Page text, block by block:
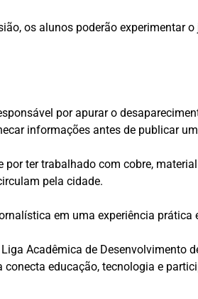
os alunos poderão experimentar
por apurar o
informações antes de publicar
ter trabalhado com cobre,
pela cidade.
em uma experiência prática
Acadêmica de Desenvolvimento
educação, tecnologia e